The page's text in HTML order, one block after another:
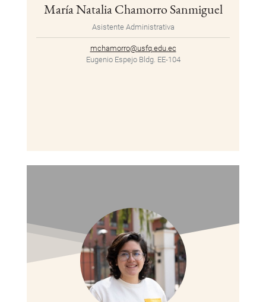
María Natalia Chamorro Sanmiguel
Asistente Administrativa
mchamorro@usfq.edu.ec
Eugenio Espejo Bldg. EE-104